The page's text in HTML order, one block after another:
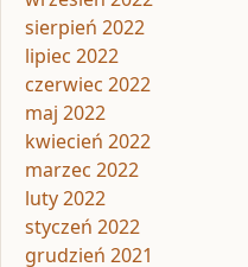
sierpień 2022
lipiec 2022
czerwiec 2022
maj 2022
kwiecień 2022
marzec 2022
luty 2022
styczeń 2022
grudzień 2021